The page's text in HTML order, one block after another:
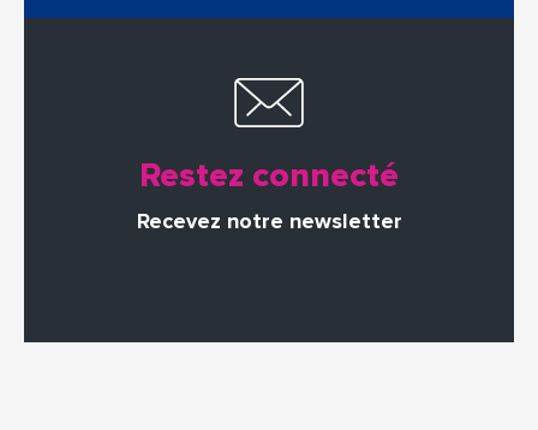
Restez connecté
Recevez notre newsletter